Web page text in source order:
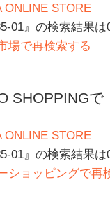
01』の検索結果は
場で再検索する
SHOPPING
01』の検索結果は
ショッピングで再